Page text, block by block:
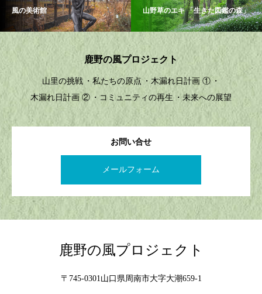
風の美術館 山野草のエキ 「生きた図鑑の森」
鹿野の風プロジェクト
山里の挑戦 私たちの原点
木漏れ日計画 ①
木漏れ日計画 ②
コミュニティの再生 未来への展望
お問い合せ
メールフォーム
鹿野の風プロジェクト
〒745-0301山口県周南市大字大潮659-1